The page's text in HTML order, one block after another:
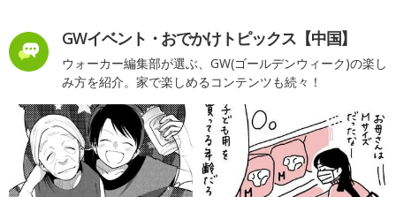
GWイベント・おでかけトピックス【中国】
ウォーカー編集部が選ぶ、GW(ゴールデンウィーク)の楽し
み方を紹介。家で楽しめるコンテンツも続々！